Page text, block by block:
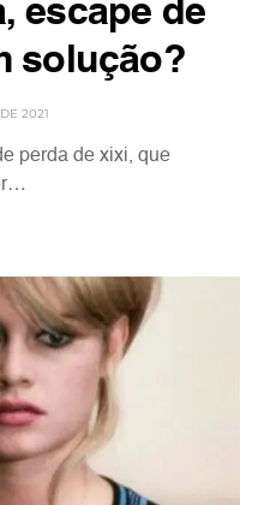
escape de
solução?
2021
perda de xixi, que